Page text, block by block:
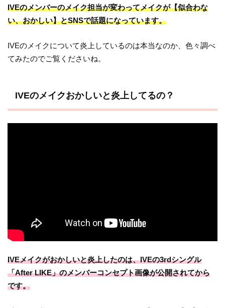
IVEのメンバーのメイク担当が変わってメイクが【似合わな
い、おかしい】とSNSで話題になっています。
IVEのメイクについて炎上しているのは本当なのか、色々調べ
てみたのでご覧くださいね。
IVEのメイクおかしいと炎上してるの？
IVEメイクがおかしいと炎上したのは、IVEの3rdシングル
「After LIKE」のメンバーコンセプト画像が公開されてから
です。